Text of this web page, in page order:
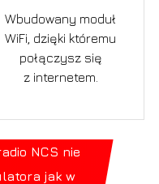
Wbudowany moduł
WiFi, dzięki któremu
połączysz się
z internetem.
NCS nie
jak w